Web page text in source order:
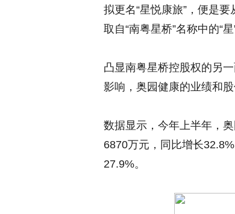
拟更名“星悦康旅”，便是
取自“南粤星桥”名称中的“星
凸显南粤星桥控股权的另
影响，奥园健康的业绩和股
数据显示，今年上半年，
6870万元，同比增长
27.9%。